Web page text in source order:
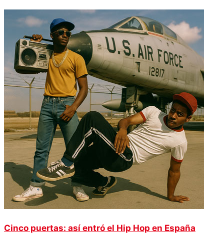
Cinco puertas: así entró el Hip Hop en España